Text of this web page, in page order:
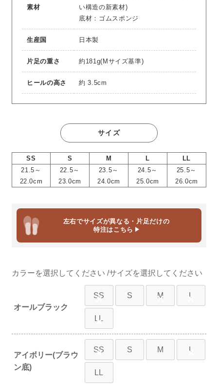
カラー サイズ
オールブラック
SS
× S M
× L×
LL
×
アイボリー(ブラウ
ン底)
SS
× S M L×
LL
素材
い構造の新素材)
底材：ゴムスポンジ
生産国 日本製
片足の重さ 約181g(Mサイズ基準)
ヒールの高さ 約 3.5cm
サイズ
SS S M L
LL
21.5～
22.0cm
22.5～
23.0cm
23.5～
24.0cm
24.5～
25.0cm
25.5～
26.0cm
左右でサイズが異なる・片足だけの
特注はこちら